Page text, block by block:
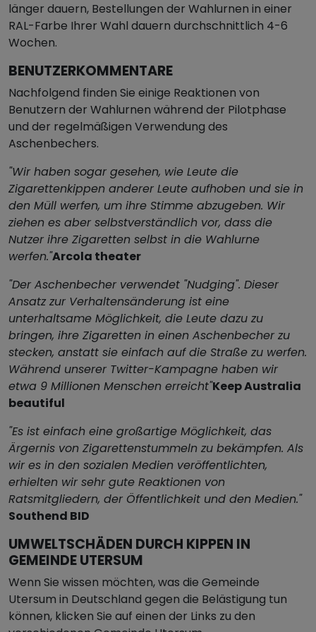
länger dauern, Bestellungen der Wahlurnen in einer
RAL-Farbe Ihrer Wahl dauern durchschnittlich 4-6
Wochen.
BENUTZERKOMMENTARE
Nachfolgend finden Sie einige Reaktionen von
Benutzern der Wahlurnen während der Pilotphase
und der regelmäßigen Verwendung des
Aschenbechers.
"Wir haben sogar gesehen, wie Leute die
Zigarettenkippen anderer Leute aufhoben und sie in
den Müll werfen, um ihre Stimme abzugeben. Wir
ziehen es aber selbstverständlich vor, dass die
Nutzer ihre Zigaretten selbst in die Wahlurne
werfen."Arcola theater
"Der Aschenbecher verwendet "Nudging". Dieser
Ansatz zur Verhaltensänderung ist eine
unterhaltsame Möglichkeit, die Leute dazu zu
bringen, ihre Zigaretten in einen Aschenbecher zu
stecken, anstatt sie einfach auf die Straße zu werfen.
Während unserer Twitter-Kampagne haben wir
etwa 9 Millionen Menschen erreicht"Keep Australia
beautiful
"Es ist einfach eine großartige Möglichkeit, das
Ärgernis von Zigarettenstummeln zu bekämpfen. Als
wir es in den sozialen Medien veröffentlichten,
erhielten wir sehr gute Reaktionen von
Ratsmitgliedern, der Öffentlichkeit und den Medien."
Southend BID
UMWELTSCHÄDEN DURCH KIPPEN IN
GEMEINDE UTERSUM
Wenn Sie wissen möchten, was die Gemeinde
Utersum in Deutschland gegen die Belästigung tun
können, klicken Sie auf einen der Links zu den